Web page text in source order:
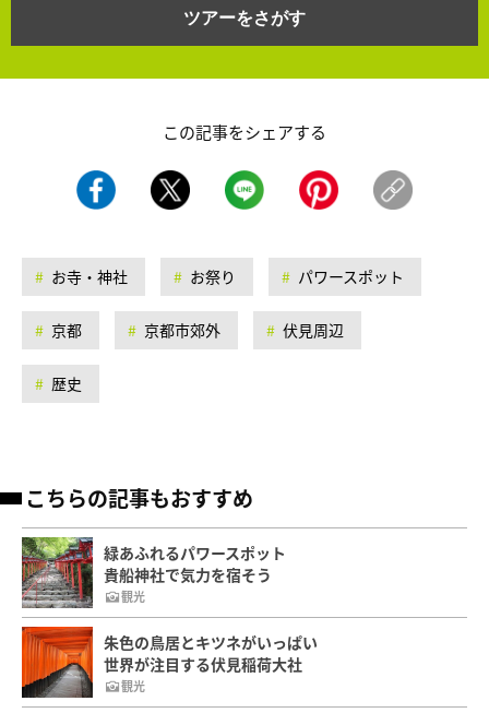
ツアーをさがす
この記事をシェアする
お寺・神社 お祭り パワースポット
京都 京都市郊外 伏見周辺
歴史
こちらの記事もおすすめ
緑あふれるパワースポット
貴船神社で気力を宿そう
観光
朱色の鳥居とキツネがいっぱい
世界が注目する伏見稲荷大社
観光